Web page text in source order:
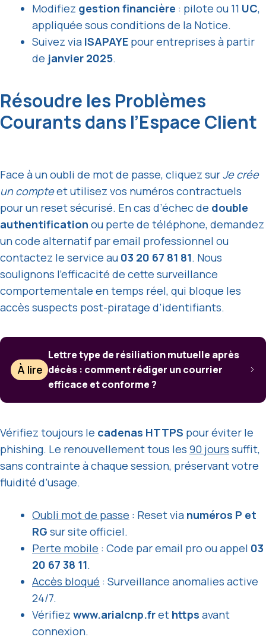
Modifiez gestion financière : pilote ou 11 UC,
appliquée sous conditions de la Notice.
Suivez via ISAPAYE pour entreprises à partir
de janvier 2025.
Résoudre les Problèmes
Courants dans l’Espace Client
Face à un oubli de mot de passe, cliquez surJe crée
un compteet utilisez vos numéros contractuels
pour un reset sécurisé. En cas d’échec de double
authentification ou perte de téléphone, demandez
un code alternatif par email professionnel ou
contactez le service au 03 20 67 81 81. Nous
soulignons l’efficacité de cette surveillance
comportementale en temps réel, qui bloque les
accès suspects post-piratage d’identifiants.
À lire
Lettre type de résiliation mutuelle après
décès : comment rédiger un courrier
efficace et conforme ?
Vérifiez toujours le cadenas HTTPS pour éviter le
phishing. Le renouvellement tous les 90 jours suffit,
sans contrainte à chaque session, préservant votre
fluidité d’usage.
Oubli mot de passe : Reset via numéros P et
RG sur site officiel.
Perte mobile : Code par email pro ou appel 03
20 67 38 11.
Accès bloqué : Surveillance anomalies active
24/7.
Vérifiez www.arialcnp.fret https avant
connexion.